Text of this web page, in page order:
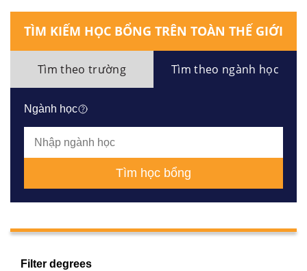
TÌM KIẾM HỌC BỔNG TRÊN TOÀN THẾ GIỚI
Tìm theo trường Tìm theo ngành học
Ngành học
Tìm học bổng
Filter degrees